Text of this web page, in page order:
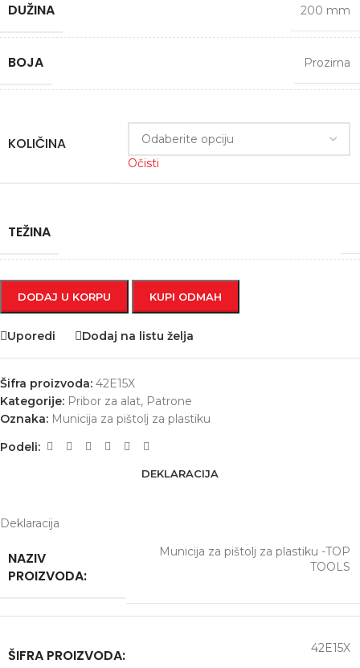
DUŽINA 200 mm
BOJA Prozirna
KOLIČINA
Očisti
TEŽINA
DODAJ U KORPU KUPI ODMAH
Uporedi Dodaj na listu želja
Šifra proizvoda: 42E15X
Kategorije: Pribor za alat, Patrone
Oznaka: Municija za pištolj za plastiku
Podeli:
DEKLARACIJA
Deklaracija
NAZIV
PROIZVODA:
Municija za pištolj za plastiku -TOP
TOOLS
ŠIFRA PROIZVODA: 42E15X